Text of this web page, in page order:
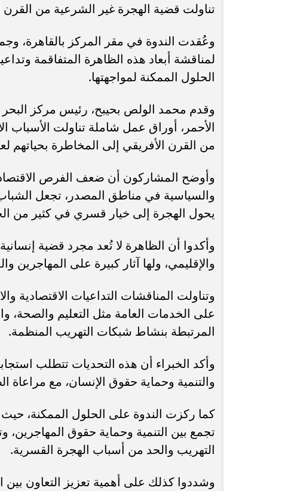
تناولت قضية الهجرة غير الشرعية من القرن
وعُقدت الندوة في مقر المركز بالقاهرة،
لمناقشة أبعاد هذه الظاهرة المتفاقمة
الحلول الممكنة لمواجهتها.
وقدم محمد الولص بحيبح، رئيس مركز البحر
الأحمر، أوراق عمل شاملة تناولت الأسباب
من القرن الأفريقي إلى المخاطرة بحياتهم
وأوضح المشاركون أن ضعف الفرص
والسياسية في مناطق المصدر، تجعل
يحول الهجرة إلى خيار قسري في كثير من
وأكدوا أن الظاهرة لا تُعد مجرد قضية
والإقليمي، ولها آثار كبيرة على المهاجرين
وتناولت المناقشات التداعيات الاقتصادية
على الخدمات العامة مثل التعليم والصحة،
المرتبطة بنشاط شبكات التهريب المنظمة.
وأكد الخبراء أن هذه التحديات تتطلب
والتنمية وحماية حقوق الإنسان، مع مراعاة
كما ركزت الندوة على الحلول الممكنة،
تجمع بين التنمية وحماية حقوق المهاجرين،
التهريب والحد من أسباب الهجرة القسرية.
وشددوا كذلك على أهمية تعزيز التعاون بين